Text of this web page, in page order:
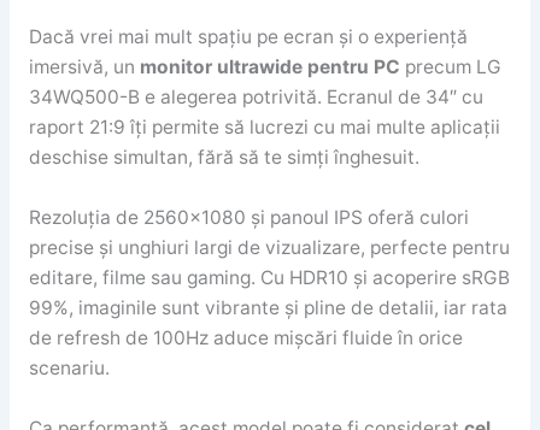
Dacă vrei mai mult spațiu pe ecran și o experiență
imersivă, un monitor ultrawide pentru PC precum LG
34WQ500-B e alegerea potrivită. Ecranul de 34″ cu
raport 21:9 îți permite să lucrezi cu mai multe aplicații
deschise simultan, fără să te simți înghesuit.
Rezoluția de 2560×1080 și panoul IPS oferă culori
precise și unghiuri largi de vizualizare, perfecte pentru
editare, filme sau gaming. Cu HDR10 și acoperire sRGB
99%, imaginile sunt vibrante și pline de detalii, iar rata
de refresh de 100Hz aduce mișcări fluide în orice
scenariu.